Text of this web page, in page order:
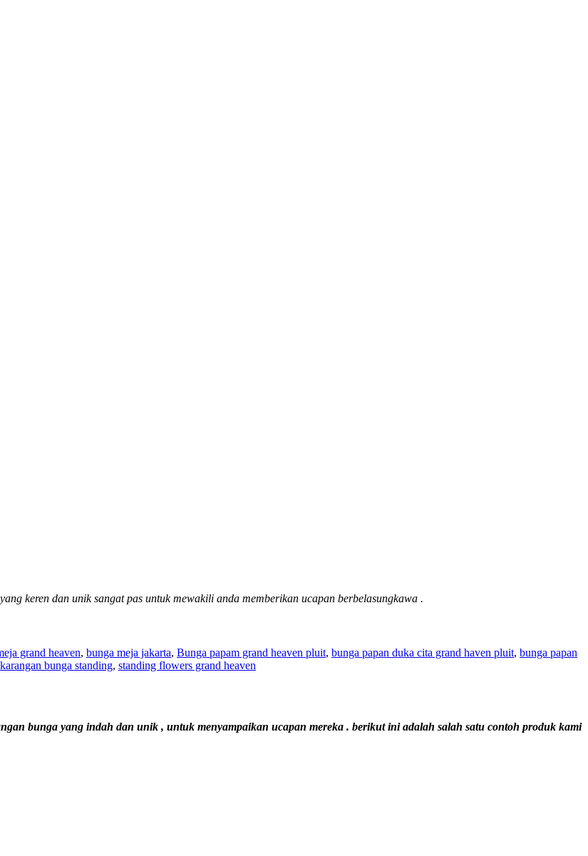
keren dan unik sangat pas untuk mewakili anda memberikan ucapan berbelasungkawa .
grand heaven, bunga meja jakarta, Bunga papam grand heaven pluit, bunga papan duka cita grand haven pluit, bunga papan
karangan bunga standing, standing flowers grand heaven
bunga yang indah dan unik , untuk menyampaikan ucapan mereka . berikut ini adalah salah satu contoh produk kami